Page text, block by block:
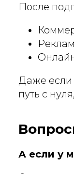
После
Даже если
путь с
А если у